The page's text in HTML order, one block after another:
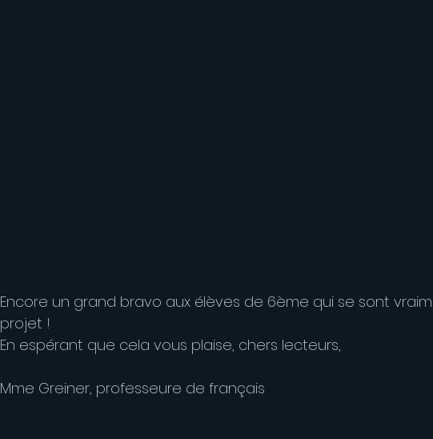
Encore un grand bravo aux élèves de 6ème qui se sont
projet !
En espérant que cela vous plaise, chers lecteurs,
Mme Greiner, professeure de français